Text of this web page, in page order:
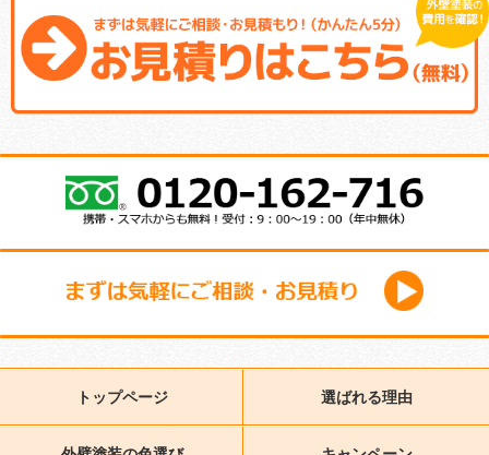
トップページ 選ばれる理由